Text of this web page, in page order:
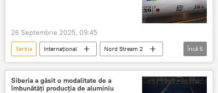
26 Septembrie 2025, 09:45
Serbia Internațional
Nord Stream 2
Atac
sabotaj Rusia
UE
Germania
Încă 5
Siberia a găsit o modalitate de a
îmbunătăți producția de aluminiu